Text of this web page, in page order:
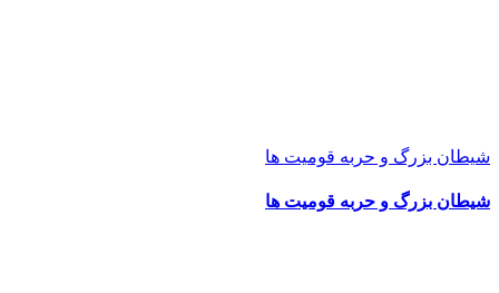
شیطان بزرگ و حربه قومیت ها
شیطان بزرگ و حربه قومیت ها